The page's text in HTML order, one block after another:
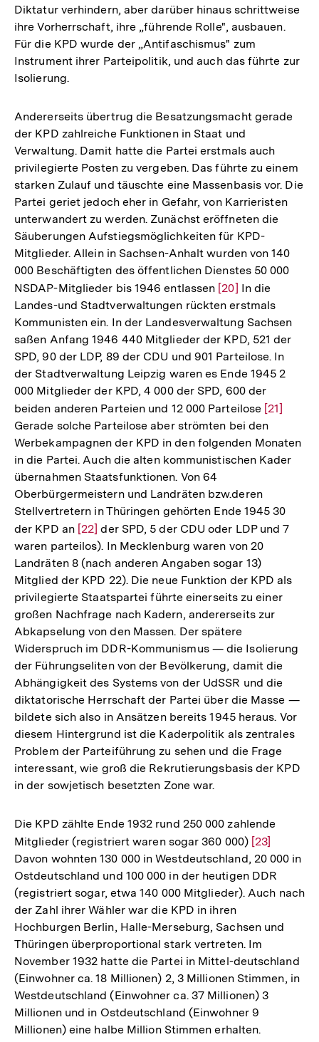
Diktatur verhindern, aber darüber hinaus schrittweise
ihre Vorherrschaft, ihre „führende Rolle", ausbauen.
Für die KPD wurde der „Antifaschismus" zum
Instrument ihrer Parteipolitik, und auch das führte zur
Isolierung.
Andererseits übertrug die Besatzungsmacht gerade
der KPD zahlreiche Funktionen in Staat und
Verwaltung. Damit hatte die Partei erstmals auch
privilegierte Posten zu vergeben. Das führte zu einem
starken Zulauf und täuschte eine Massenbasis vor. Die
Partei geriet jedoch eher in Gefahr, von Karrieristen
unterwandert zu werden. Zunächst eröffneten die
Säuberungen Aufstiegsmöglichkeiten für KPD-
Mitglieder. Allein in Sachsen-Anhalt wurden von 140
000 Beschäftigten des öffentlichen Dienstes 50 000
NSDAP-Mitglieder bis 1946 entlassen Zur
Auflösung
der
Fußnote
[20] In die
Landes-und Stadtverwaltungen rückten erstmals
Kommunisten ein. In der Landesverwaltung Sachsen
saßen Anfang 1946 440 Mitglieder der KPD, 521 der
SPD, 90 der LDP, 89 der CDU und 901 Parteilose. In
der Stadtverwaltung Leipzig waren es Ende 1945 2
000 Mitglieder der KPD, 4 000 der SPD, 600 der
beiden anderen Parteien und 12 000 Parteilose Zur
Auflösung
der
Fußnote
[21]
Gerade solche Parteilose aber strömten bei den
Werbekampagnen der KPD in den folgenden Monaten
in die Partei. Auch die alten kommunistischen Kader
übernahmen Staatsfunktionen. Von 64
Oberbürgermeistern und Landräten bzw.deren
Stellvertretern in Thüringen gehörten Ende 1945 30
der KPD an Zur
Auflösung
der
Fußnote
[22] der SPD, 5 der CDU oder LDP und 7
waren parteilos). In Mecklenburg waren von 20
Landräten 8 (nach anderen Angaben sogar 13)
Mitglied der KPD 22). Die neue Funktion der KPD als
privilegierte Staatspartei führte einerseits zu einer
großen Nachfrage nach Kadern, andererseits zur
Abkapselung von den Massen. Der spätere
Widerspruch im DDR-Kommunismus — die Isolierung
der Führungseliten von der Bevölkerung, damit die
Abhängigkeit des Systems von der UdSSR und die
diktatorische Herrschaft der Partei über die Masse —
bildete sich also in Ansätzen bereits 1945 heraus. Vor
diesem Hintergrund ist die Kaderpolitik als zentrales
Problem der Parteiführung zu sehen und die Frage
interessant, wie groß die Rekrutierungsbasis der KPD
in der sowjetisch besetzten Zone war.
Die KPD zählte Ende 1932 rund 250 000 zahlende
Mitglieder (registriert waren sogar 360 000) Zur
Auflösung
der
Fußnote
[23]
Davon wohnten 130 000 in Westdeutschland, 20 000 in
Ostdeutschland und 100 000 in der heutigen DDR
(registriert sogar, etwa 140 000 Mitglieder). Auch nach
der Zahl ihrer Wähler war die KPD in ihren
Hochburgen Berlin, Halle-Merseburg, Sachsen und
Thüringen überproportional stark vertreten. Im
November 1932 hatte die Partei in Mittel-deutschland
(Einwohner ca. 18 Millionen) 2, 3 Millionen Stimmen, in
Westdeutschland (Einwohner ca. 37 Millionen) 3
Millionen und in Ostdeutschland (Einwohner 9
Millionen) eine halbe Million Stimmen erhalten.